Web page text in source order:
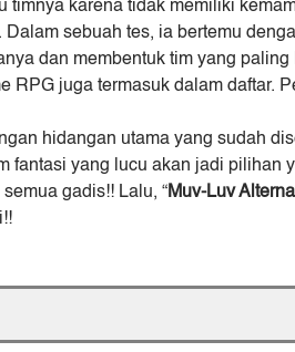
timnya karena tidak memiliki
sebuah tes, ia bertemu
dan membentuk tim yang
RPG juga termasuk dalam daftar.
hidangan utama yang sudah
fantasi yang lucu akan jadi
gadis!! Lalu, “Muv-Luv